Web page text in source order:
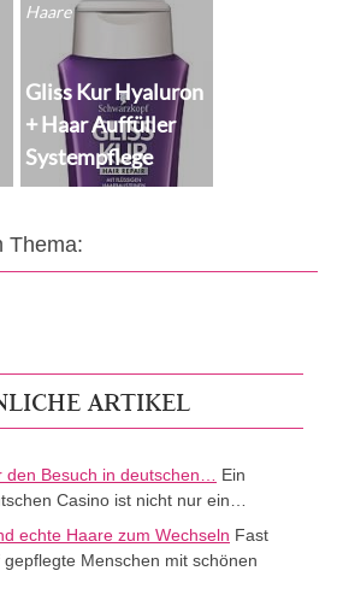
Haare
Gliss Kur Hyaluron
+ Haar Auffüller
Systempflege
Thema:
ARTIKEL
Besuch in deutschen…
Ein
Casino ist nicht nur ein…
echte Haare zum Wechseln Fast
Menschen mit schönen